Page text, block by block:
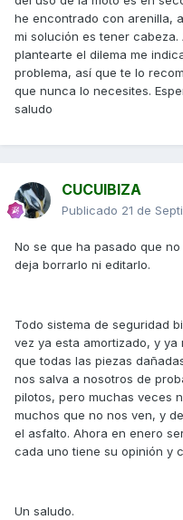
he encontrado con arenilla,
mi solución es tener cabeza.
plantearte el dilema me
problema, así que te lo
que nunca lo necesites.
saludo
CUCUIBIZA
Publicado 21 de
No se que ha pasado que
deja borrarlo ni editarlo.
Todo sistema de seguridad
vez ya esta amortizado, y
que todas las piezas
nos salva a nosotros de
pilotos, pero muchas veces
muchos que no nos ven, y
el asfalto. Ahora en enero
cada uno tiene su opinión y
Un saludo.